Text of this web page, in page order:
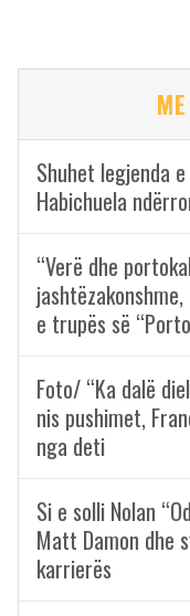
Shuhet legjenda
Habichuela
“Verë dhe
e trupës së
Foto/ “Ka dalë
nis pushimet,
nga deti
Si e solli Nolan
Matt Damon dhe
karrierës